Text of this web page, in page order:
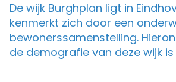
De wijk Burghplan ligt in
kenmerkt zich door een
bewonerssamenstelling.
de demografie van deze wijk